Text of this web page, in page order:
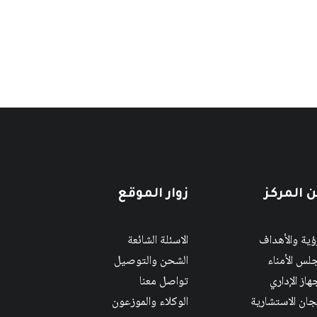
المركز
والأهداف
الأمناء
الإداري
الاستشارية
زوار الموقع
الاسئلة الشائعة
الشحن والتوصيل
تواصل معنا
الوكلاء والموزعون